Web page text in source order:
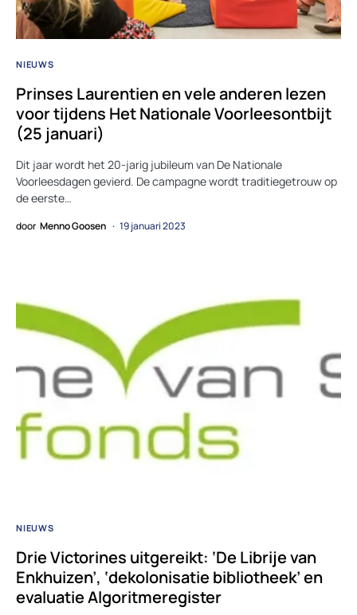
NIEUWS
Prinses Laurentien en vele anderen lezen
voor tijdens Het Nationale Voorleesontbijt
(25 januari)
Dit jaar wordt het 20-jarig jubileum van De Nationale
Voorleesdagen gevierd. De campagne wordt traditiegetrouw op
de eerste…
door Menno Goosen 19 januari 2023
NIEUWS
Drie Victorines uitgereikt: ‘De Librije van
Enkhuizen’, ‘dekolonisatie bibliotheek’ en
evaluatie Algoritmeregister